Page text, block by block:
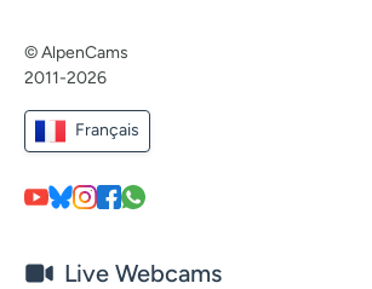
© AlpenCams
2011-2026
Français
Live Webcams